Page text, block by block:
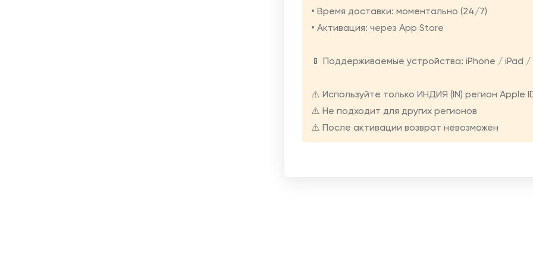
• Время доставки: моментально (24/7)
• Активация: через App Store
📱 Поддерживаемые устройства: iPhone / iPad /
⚠️ Используйте только ИНДИЯ (IN) регион Apple
⚠️ Не подходит для других регионов
⚠️ После активации возврат невозможен